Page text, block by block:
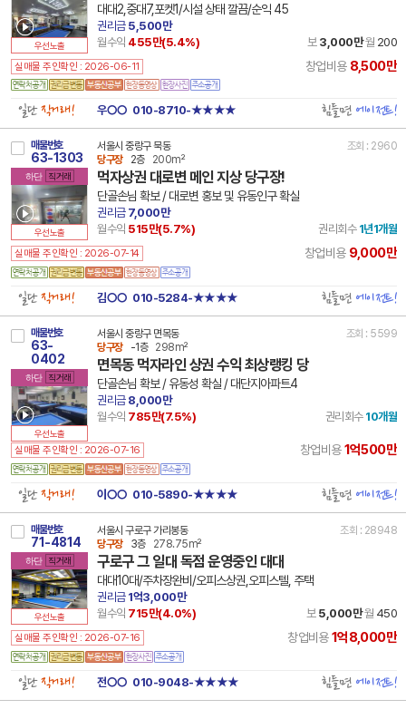
우선노출
대대2,중대7,포켓1/시설 상태 깔끔/순익 45
권리금5,500만
월수익 455만(5.4%) 보 3,000만 월 200
실매물 주인확인 : 2026-06-11 창업비용 8,500만
일단직거래! 우○○ 010-8710-★★★★ 힘들면에이전트!
매물번호
63-1303
하단 직거래
우선노출
서울시 중랑구 묵동
조회 : 2960
당구장
2층 200m²
먹자상권 대로변 메인 지상 당구장!
단골손님 확보 / 대로변 홍보 및 유동인구 확실
권리금7,000만
월수익 515만(5.7%) 권리회수 1년1개월
실매물 주인확인 : 2026-07-14 창업비용 9,000만
일단직거래! 김○○ 010-5284-★★★★ 힘들면에이전트!
매물번호
63-
0402
하단 직거래
우선노출
서울시 중랑구 면목동
조회 : 5599
당구장
-1층 298m²
면목동 먹자라인 상권 수익 최상랭킹 당
단골손님 확보 / 유동성 확실 / 대단지아파트4
권리금8,000만
월수익 785만(7.5%) 권리회수 10개월
실매물 주인확인 : 2026-07-16 창업비용1억500만
일단직거래! 이○○ 010-5890-★★★★ 힘들면에이전트!
매물번호
71-4814
하단 직거래
우선노출
서울시 구로구 가리봉동
조회 : 28948
당구장
3층 278.75m²
구로구 그 일대 독점 운영중인 대대
대대10대/주차장완비/오피스상권,오피스텔, 주택
권리금1억3,000만
월수익 715만(4.0%) 보5,000만 월 450
실매물 주인확인 : 2026-07-16 창업비용1억8,000만
일단직거래! 전○○ 010-9048-★★★★ 힘들면에이전트!